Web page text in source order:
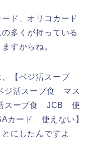
ド、オリコカード
多くが持っている
すからね。
【ベジ活スープ
活スープ食 マス
スープ食 JCB 使
カード 使えない】
にしたんですよ